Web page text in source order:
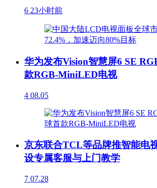
6 23小时前
华为发布Vision智慧屏6 SE
款RGB-MiniLED电视
4 08.05
京东联合TCL等品牌推智能电
设专属客服与上门教学
7 07.28